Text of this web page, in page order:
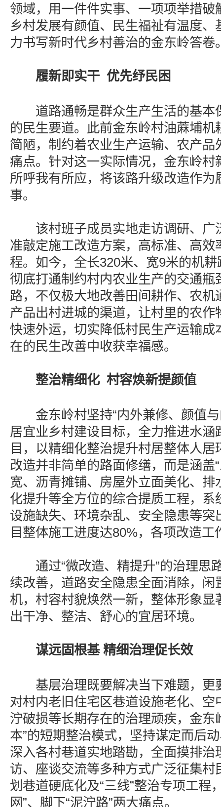
领域，用一件件实事、一项项举措破
乡村发展有颜值、民生福祉有温度、
力书写新时代乡村善治的金东岭答卷
履新即实干 优先纾民困
道路通畅是群众生产生活的基本
的民生要道。此前金东岭村油蔴埔机
简陋，制约着农业生产运输、农产品
痛点。针对这一实际情况，金东岭村
所呼我有所应，将该路升级改造作为
事。
该村班子成员实地走访调研、广
准敲定施工改造方案，高标准、高效
程。如今，全长320米、宽9米的机
彻底打通制约村内农业生产的交通瓶
路，不仅极大地改善田间耕作、农机
产品出村进城的渠道，让村里的农作
快速外运，切实降低村民生产运输成
在的民生改善中收获幸福感。
整治精细化 村容焕新提颜值
金东岭村坚持“内外兼修、颜值与
居宜业乡村建设目标，全力推进水涵
目，以精细化整治提升村居整体人
改造并非简单的路面修缮，而是涵盖
宽、沥青摊铺、房屋外立面美化、排
化提升等全方位的综合提质工程，系
设施缺失、环境杂乱、安全隐患等突
目整体施工进度达80%，各项改造工
通过“微改造、精提升”的治理思
续改善，道路安全隐患全面消除，闲
机，村容村貌焕然一新，整体形象显
出干净、整洁、舒心的宜居环境。
谋远固根基 精细治理促长效
基层治理既要解决当下难题，更
对村内老旧住宅区巷道设施老化、空
泞破损等长期存在的治理顽疾，金东
本”的短期整治模式，坚持谋定而后
深入各村巷道实地踏勘，全面摸排治
访、座谈交流等多种方式广泛征集村
划巷道硬底化及“三线”整治专项工程
网”、脚下“泥泞路”两大痛点。